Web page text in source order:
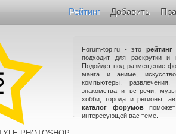
Рейтинг Добавить
Forum-top.ru - это
подходит для раскрутки и
Подойдет под размещение
манга и аниме,
компьютеры,
знакомства и встречи,
хобби, города и регионы,
каталог форумов
интересующей вас теме.